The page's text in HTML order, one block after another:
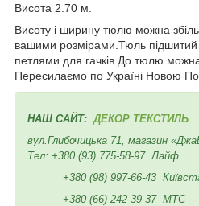
Висота 2.70 м.
Висоту і ширину тюлю можна
вашими розмірами.Тюль підшитий
петлями для гачків.До тюлю
Пересилаємо по Україні Новою
НАШ САЙТ: ДЕКОР ТЕКСТИЛЬ
вул.Глибочицька 71, магазин
Тел: +380 (93) 775-58-97 Лайф
+380 (98) 997-66-43
+380 (66) 242-39-37 МТС